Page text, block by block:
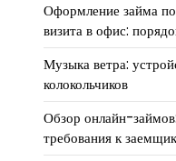
Оформление займа
визита в офис:
Музыка ветра:
колокольчиков
Обзор онлайн-
требования к